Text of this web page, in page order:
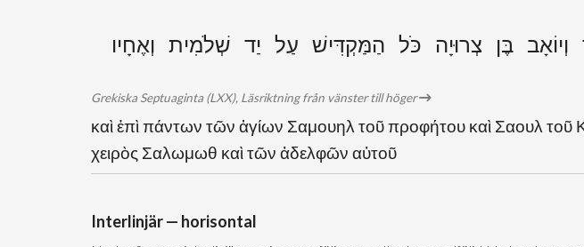
בֶּן צְרוּיָה כֹּל הַמַּקְדִּישׁ עַל יַד שְׁלֹמִית וְאֶחָיו
Grekiska Septuaginta (LXX), Läsriktning från vänster till höger
καὶ ἐπὶ πάντων τῶν ἁγίων Σαμουηλ τοῦ προφήτου καὶ Σαουλ τοῦ
χειρὸς Σαλωμωθ καὶ τῶν ἀδελφῶν αὐτοῦ
Interlinjär — horisontal